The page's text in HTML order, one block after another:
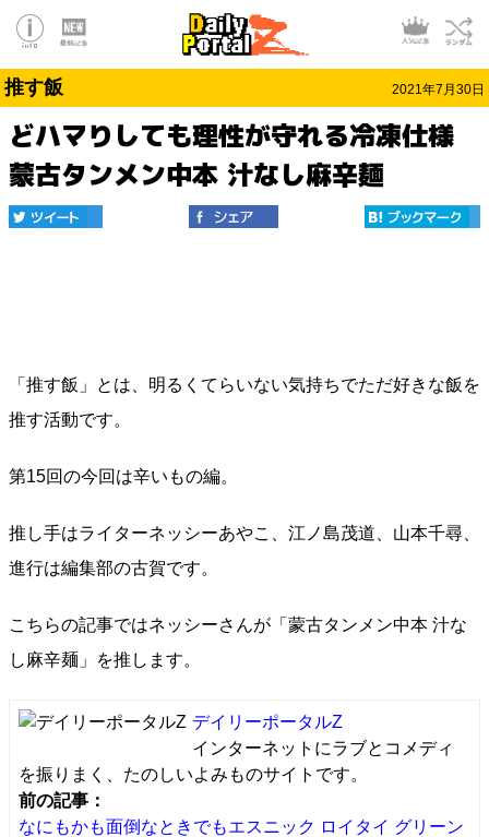
推す飯 2021年7月30日
どハマりしても理性が守れる冷凍仕様
蒙古タンメン中本 汁なし麻辛麺
「推す飯」とは、明るくてらいない気持ちでただ好きな飯を
推す活動です。
第15回の今回は辛いもの編。
推し手はライターネッシーあやこ、江ノ島茂道、山本千尋、
進行は編集部の古賀です。
こちらの記事ではネッシーさんが「蒙古タンメン中本 汁な
し麻辛麺」を推します。
デイリーポータルZ
インターネットにラブとコメディ
を振りまく、たのしいよみものサイトです。
前の記事：
なにもかも面倒なときでもエスニック ロイタイ グリーン